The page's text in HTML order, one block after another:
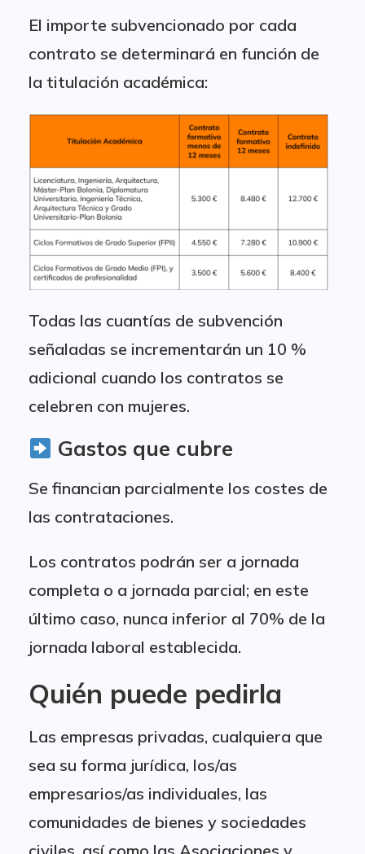
El importe subvencionado por cada
contrato se determinará en función de
la titulación académica:
Todas las cuantías de subvención
señaladas se incrementarán un 10 %
adicional cuando los contratos se
celebren con mujeres.
Gastos que cubre
Se financian parcialmente los costes de
las contrataciones.
Los contratos podrán ser a jornada
completa o a jornada parcial; en este
último caso, nunca inferior al 70% de la
jornada laboral establecida.
Quién puede pedirla
Las empresas privadas, cualquiera que
sea su forma jurídica, los/as
empresarios/as individuales, las
comunidades de bienes y sociedades